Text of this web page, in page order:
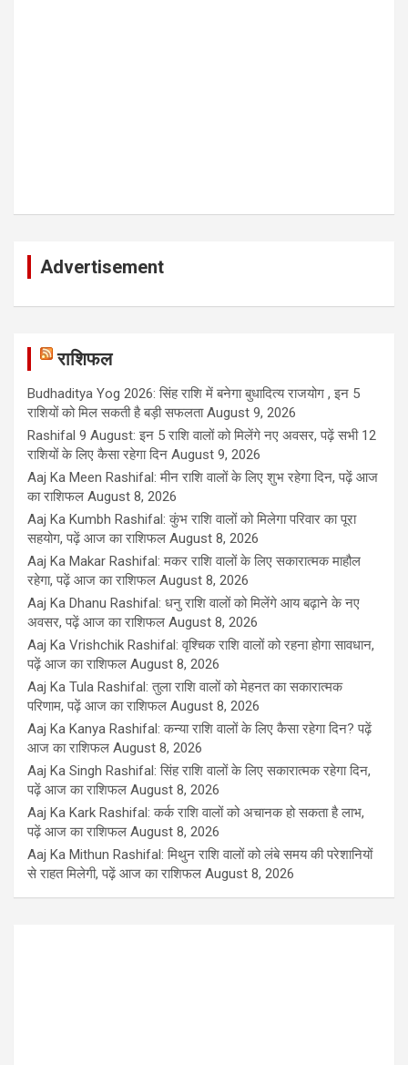
Advertisement
राशिफल
Budhaditya Yog 2026: सिंह राशि में बनेगा बुधादित्य राजयोग , इन 5
राशियों को मिल सकती है बड़ी सफलता August 9, 2026
Rashifal 9 August: इन 5 राशि वालों को मिलेंगे नए अवसर, पढ़ें सभी 12
राशियों के लिए कैसा रहेगा दिन August 9, 2026
Aaj Ka Meen Rashifal: मीन राशि वालों के लिए शुभ रहेगा दिन, पढ़ें आज
का राशिफल August 8, 2026
Aaj Ka Kumbh Rashifal: कुंभ राशि वालों को मिलेगा परिवार का पूरा
सहयोग, पढ़ें आज का राशिफल August 8, 2026
Aaj Ka Makar Rashifal: मकर राशि वालों के लिए सकारात्मक माहौल
रहेगा, पढ़ें आज का राशिफल August 8, 2026
Aaj Ka Dhanu Rashifal: धनु राशि वालों को मिलेंगे आय बढ़ाने के नए
अवसर, पढ़ें आज का राशिफल August 8, 2026
Aaj Ka Vrishchik Rashifal: वृश्चिक राशि वालों को रहना होगा सावधान,
पढ़ें आज का राशिफल August 8, 2026
Aaj Ka Tula Rashifal: तुला राशि वालों को मेहनत का सकारात्मक
परिणाम, पढ़ें आज का राशिफल August 8, 2026
Aaj Ka Kanya Rashifal: कन्या राशि वालों के लिए कैसा रहेगा दिन? पढ़ें
आज का राशिफल August 8, 2026
Aaj Ka Singh Rashifal: सिंह राशि वालों के लिए सकारात्मक रहेगा दिन,
पढ़ें आज का राशिफल August 8, 2026
Aaj Ka Kark Rashifal: कर्क राशि वालों को अचानक हो सकता है लाभ,
पढ़ें आज का राशिफल August 8, 2026
Aaj Ka Mithun Rashifal: मिथुन राशि वालों को लंबे समय की परेशानियों
से राहत मिलेगी, पढ़ें आज का राशिफल August 8, 2026